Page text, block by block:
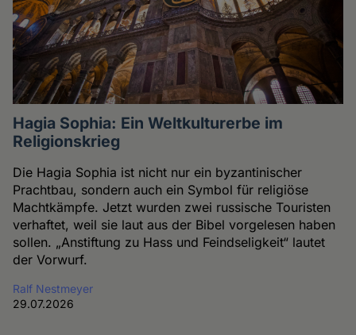
Hagia Sophia: Ein Weltkulturerbe im
Religionskrieg
Die Hagia Sophia ist nicht nur ein byzantinischer
Prachtbau, sondern auch ein Symbol für religiöse
Machtkämpfe. Jetzt wurden zwei russische Touristen
verhaftet, weil sie laut aus der Bibel vorgelesen haben
sollen. „Anstiftung zu Hass und Feindseligkeit“ lautet
der Vorwurf.
Ralf Nestmeyer
29.07.2026